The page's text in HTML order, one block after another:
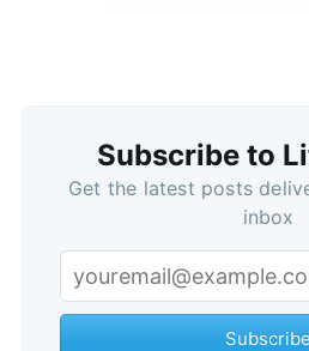
Subscribe to
Get the latest posts
inbox
Subscribe